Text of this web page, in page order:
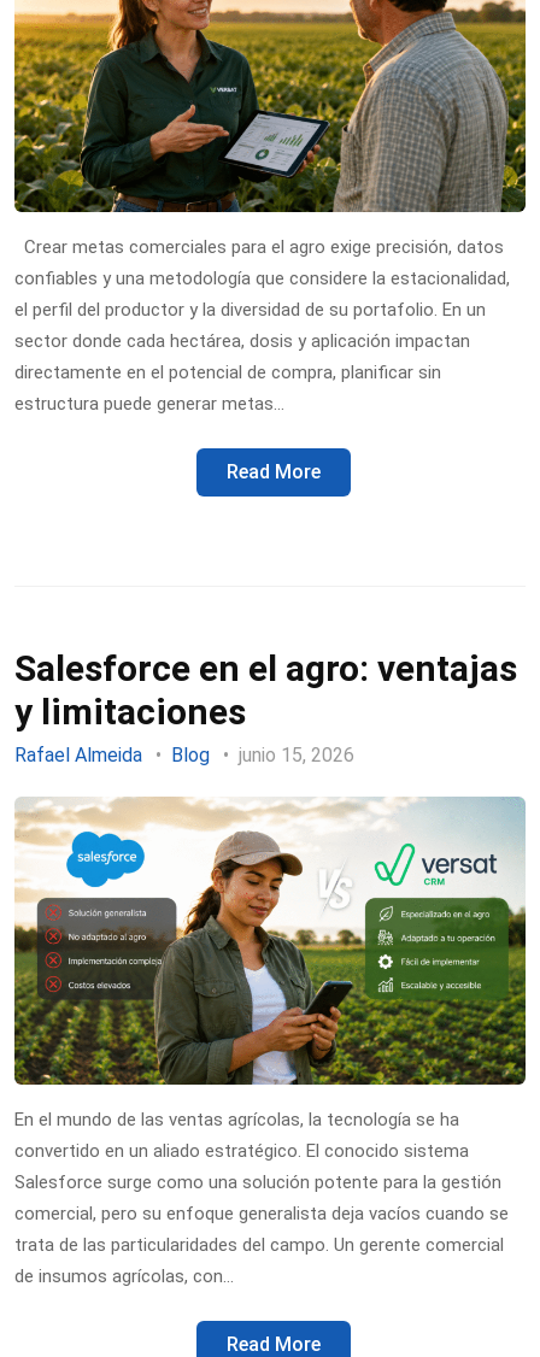
Crear metas comerciales para el agro exige precisión, datos
confiables y una metodología que considere la estacionalidad,
el perfil del productor y la diversidad de su portafolio. En un
sector donde cada hectárea, dosis y aplicación impactan
directamente en el potencial de compra, planificar sin
estructura puede generar metas…
Read More
Salesforce en el agro: ventajas
y limitaciones
Rafael Almeida Blog junio 15, 2026
En el mundo de las ventas agrícolas, la tecnología se ha
convertido en un aliado estratégico. El conocido sistema
Salesforce surge como una solución potente para la gestión
comercial, pero su enfoque generalista deja vacíos cuando se
trata de las particularidades del campo. Un gerente comercial
de insumos agrícolas, con…
Read More